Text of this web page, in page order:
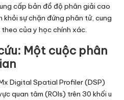
cấp bản đồ độ phân giải cao
khỏi sự chặn đứng phân tử, cung
của y học chính xác.
Một cuộc phân
Digital Spatial Profiler (DSP)
quan tâm (ROIs) trên 30 khối u